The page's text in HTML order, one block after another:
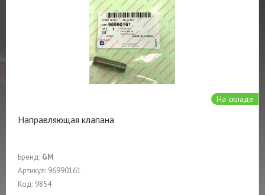
На складе
Направляющая клапана
Бренд: GM
Артикул: 96990161
Код: 9854